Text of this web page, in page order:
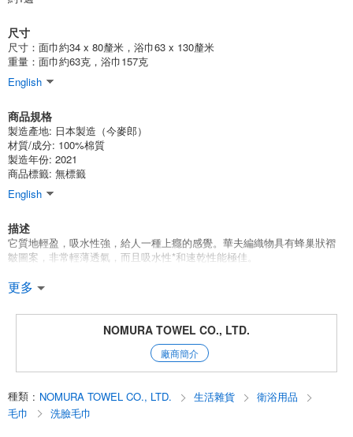
今麥郎品牌華夫餅干方塊浴巾棕色
(002C337BR)
批發價:僅限會員查看
今麥郎品牌華夫餅干方塊浴巾棕色
(002C337BR)
批發價:僅限會員查看
今麥郎品牌華夫餅干方塊浴巾棕色
批發價:
批發價:僅限會員查看 1個/組 售罄
今麥郎品牌華夫餅干方塊浴巾 灰色
批發價: 僅限會員查看 5個/組
尺寸
尺寸：面巾約34 x 80釐米，浴巾63 x 130釐米
重量：面巾約63克，浴巾157克
English
商品規格
製造產地: 日本製造（今麥郎）
材質/成分: 100%棉質
製造年份: 2021
商品標籤: 無標籤
English
描述
它質地輕盈，吸水性強，給人一種上癮的感覺。華夫編織物具有蜂巢狀褶
皺圖案，非常輕薄透氣，而且吸水性*和速乾性能極佳。
產品類別：今治牌毛巾
產品尺寸浴巾63 x 130 釐米，面巾34 x 80 釐米
材質：100% 棉100% 棉
|華夫餅|今治|顏色|素色|面巾|浴巾|今治毛巾|純棉|100%純棉|日本製造|國產|
English
更多
NOMURA TOWEL CO., LTD.
廠商簡介
種類 : NOMURA TOWEL CO., LTD. 生活雜貨
衛浴用品
毛巾
洗臉毛巾